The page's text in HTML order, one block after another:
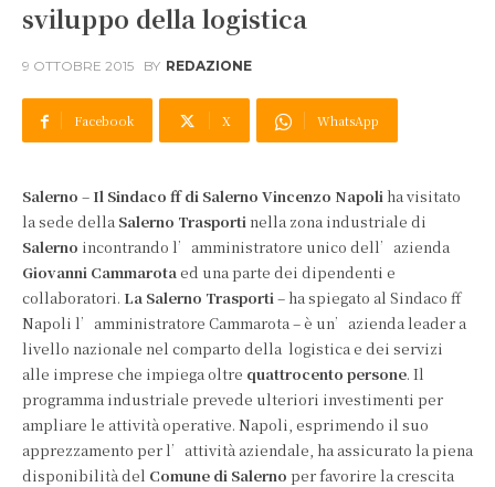
sviluppo della logistica
9 OTTOBRE 2015 BY REDAZIONE
Facebook X WhatsApp
Salerno – Il Sindaco ff di Salerno Vincenzo Napoli ha visitato
la sede della Salerno Trasportinella zona industriale di
Salerno incontrando l’amministratore unico dell’azienda
Giovanni Cammarotaed una parte dei dipendenti e
collaboratori. La Salerno Trasporti– ha spiegato al Sindaco ff
Napoli l’amministratore Cammarota – è un’azienda leader a
livello nazionale nel comparto della logistica e dei servizi
alle imprese che impiega oltre quattrocento persone. Il
programma industriale prevede ulteriori investimenti per
ampliare le attività operative. Napoli, esprimendo il suo
apprezzamento per l’attività aziendale, ha assicurato la piena
disponibilità del Comune di Salerno per favorire la crescita